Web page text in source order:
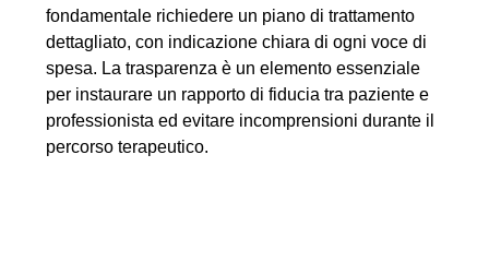
fondamentale richiedere un piano di trattamento
dettagliato, con indicazione chiara di ogni voce di
spesa. La trasparenza è un elemento essenziale
per instaurare un rapporto di fiducia tra paziente e
professionista ed evitare incomprensioni durante il
percorso terapeutico.